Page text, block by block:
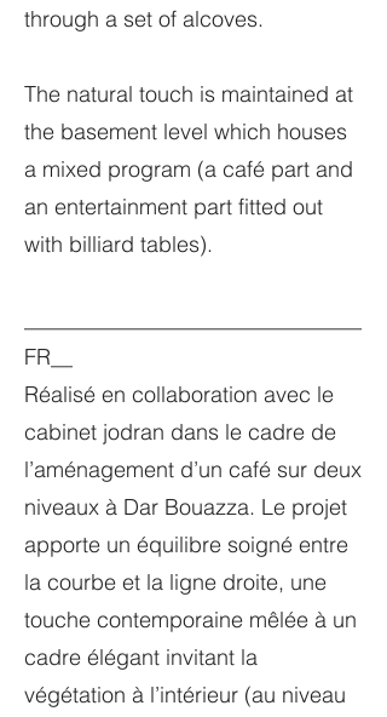
through a set of alcoves.
The natural touch is maintained at
the basement level which houses
a mixed program (a café part and
an entertainment part fitted out
with billiard tables).
FR__
Réalisé en collaboration avec le
cabinet jodran dans le cadre de
l’aménagement d’un café sur deux
niveaux à Dar Bouazza. Le projet
apporte un équilibre soigné entre
la courbe et la ligne droite, une
touche contemporaine mêlée à un
cadre élégant invitant la
végétation à l’intérieur (au niveau